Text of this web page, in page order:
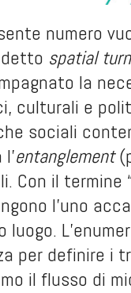
numero
spatial turn
la
culturali e
sociali
entanglement
Con il
l’uno
luogo.
per definire i
il flusso di